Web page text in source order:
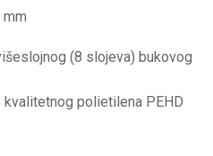
(8 slojeva) bukovog
polietilena PEHD